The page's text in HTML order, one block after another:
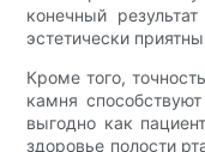
конечный
эстетически
Кроме того,
камня
выгодно как
здоровье полости